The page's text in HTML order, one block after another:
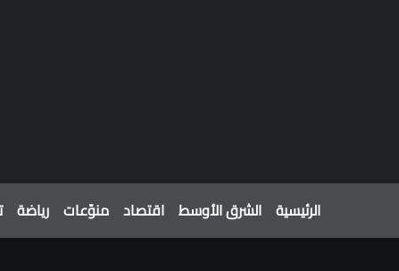
الرئيسية الشرق الأوسط اقتصاد منوّعات رياضة